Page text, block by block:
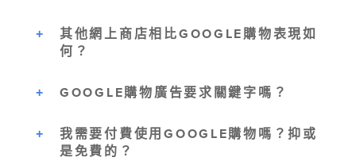
其他網上商店相比GOOGLE購物表現如
何？
GOOGLE購物廣告要求關鍵字嗎？
我需要付費使用GOOGLE購物嗎？抑或
是免費的？